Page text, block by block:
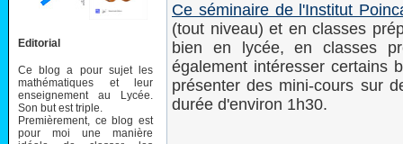
Editorial
Ce blog a pour sujet les
mathématiques et leur
enseignement au Lycée.
Son but est triple.
Premièrement, ce blog est
pour moi une manière
Ce séminaire de l'Institut
(tout niveau) et en classes
bien en lycée, en classes
également intéresser certains
présenter des mini-cours sur
durée d'environ 1h30.